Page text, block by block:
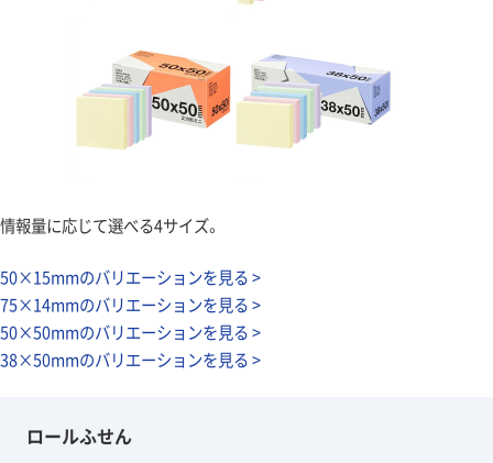
情報量に応じて選べる4サイズ。
50×15mmのバリエーションを見る >
75×14mmのバリエーションを見る >
50×50mmのバリエーションを見る >
38×50mmのバリエーションを見る >
ロールふせん